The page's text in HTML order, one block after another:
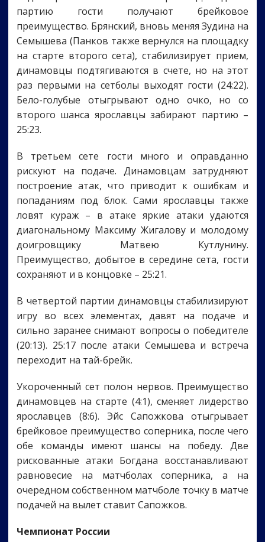
партию гости получают брейковое
преимущество. Брянский, вновь меняя Зудина на
Семышева (Панков также вернулся на площадку
на старте второго сета), стабилизирует прием,
динамовцы подтягиваются в счете, но на этот
раз первыми на сетболы выходят гости (24:22).
Бело-голубые отыгрывают одно очко, но со
второго шанса ярославцы забирают партию –
25:23.
В третьем сете гости много и оправданно
рискуют на подаче. Динамовцам затрудняют
построение атак, что приводит к ошибкам и
попаданиям под блок. Сами ярославцы также
ловят кураж – в атаке яркие атаки удаются
диагональному Максиму Жигалову и молодому
доигровщику Матвею Кутлунину.
Преимущество, добытое в середине сета, гости
сохраняют и в концовке – 25:21.
В четвертой партии динамовцы стабилизируют
игру во всех элементах, давят на подаче и
сильно заранее снимают вопросы о победителе
(20:13). 25:17 после атаки Семышева и встреча
переходит на тай-брейк.
Укороченный сет полон нервов. Преимущество
динамовцев на старте (4:1), сменяет лидерство
ярославцев (8:6). Эйс Сапожкова отыгрывает
брейковое преимущество соперника, после чего
обе команды имеют шансы на победу. Две
рискованные атаки Богдана восстанавливают
равновесие на матчболах соперника, а на
очередном собственном матчболе точку в матче
подачей на вылет ставит Сапожков.
Чемпионат России